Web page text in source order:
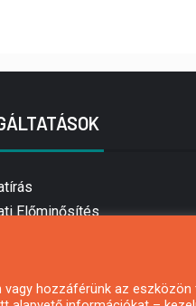
Előminősítés
pályázatírás
hozzáférünk az